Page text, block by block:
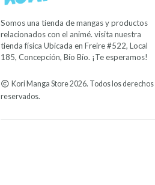
Somos una tienda de mangas y productos
relacionados con el animé. visita nuestra
tienda física Ubicada en Freire #522, Local
185, Concepción, Bío Bío. ¡Te esperamos!
Kori Manga Store 2026. Todos los derechos
reservados.